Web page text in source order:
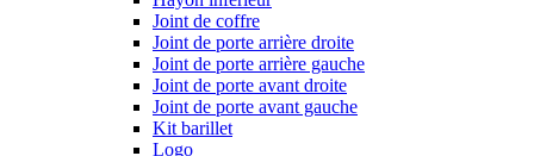
Joint de coffre
Joint de porte arrière droite
Joint de porte arrière gauche
Joint de porte avant droite
Joint de porte avant gauche
Kit barillet
Logo